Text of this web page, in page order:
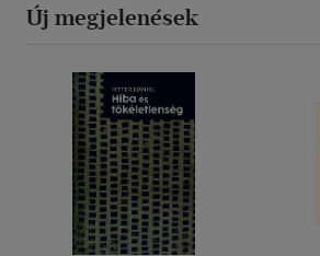
Új megjelenések